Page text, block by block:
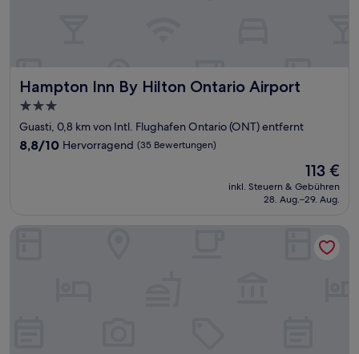
Hampton Inn By Hilton Ontario Airport
Hampton Inn By Hilton Ontario Airport
3.0-
Sterne-
Unterkunft
Guasti, 0,8 km von Intl. Flughafen Ontario (ONT) entfernt
8.8
8,8/10 Hervorragend (35 Bewertungen)
Der
Preis
beträgt
113 €
inkl. Steuern & Gebühren
28. Aug.–29. Aug.
Best Western Plus Ontario Airport & Convention Center